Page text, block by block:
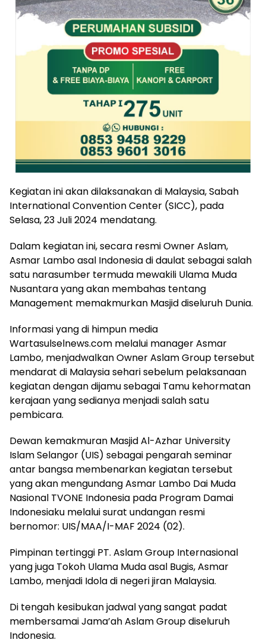
Kegiatan ini akan dilaksanakan di Malaysia, Sabah
International Convention Center (SICC), pada
Selasa, 23 Juli 2024 mendatang.
Dalam kegiatan ini, secara resmi Owner Aslam,
Asmar Lambo asal Indonesia di daulat sebagai salah
satu narasumber termuda mewakili Ulama Muda
Nusantara yang akan membahas tentang
Management memakmurkan Masjid diseluruh Dunia.
Informasi yang di himpun media
Wartasulselnews.com melalui manager Asmar
Lambo, menjadwalkan Owner Aslam Group tersebut
mendarat di Malaysia sehari sebelum pelaksanaan
kegiatan dengan dijamu sebagai Tamu kehormatan
kerajaan yang sedianya menjadi salah satu
pembicara.
Dewan kemakmuran Masjid Al-Azhar University
Islam Selangor (UIS) sebagai pengarah seminar
antar bangsa membenarkan kegiatan tersebut
yang akan mengundang Asmar Lambo Dai Muda
Nasional TVONE Indonesia pada Program Damai
Indonesiaku melalui surat undangan resmi
bernomor: UIS/MAA/I-MAF 2024 (02).
Pimpinan tertinggi PT. Aslam Group Internasional
yang juga Tokoh Ulama Muda asal Bugis, Asmar
Lambo, menjadi Idola di negeri jiran Malaysia.
Di tengah kesibukan jadwal yang sangat padat
membersamai Jama’ah Aslam Group diseluruh
Indonesia.